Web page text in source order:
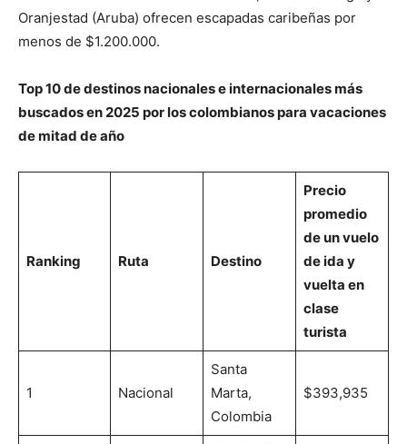
Oranjestad (Aruba) ofrecen escapadas caribeñas por
menos de $1.200.000.
Top 10 de destinos nacionales e internacionales más
buscados en 2025 por los colombianos para vacaciones
de mitad de año
Ranking Ruta Destino
Precio
promedio
de un vuelo
de ida y
vuelta en
clase
turista
1 Nacional
Santa
Marta,
Colombia
$393,935